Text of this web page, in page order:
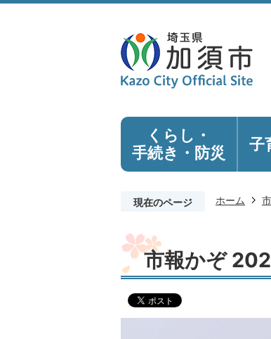
くらし・
手続き ・防災 子
現在のページ ホーム
市報かぞ